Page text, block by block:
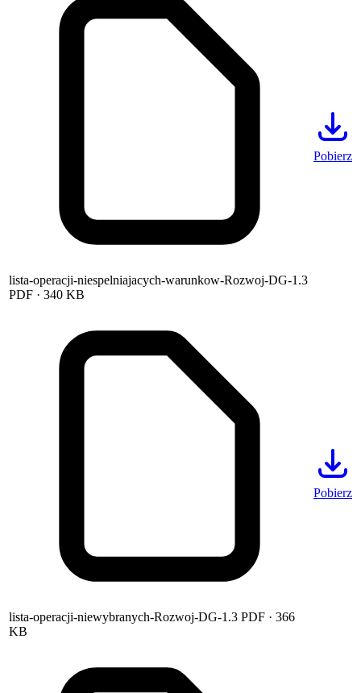
lista-operacji-niespelniajacych-warunkow-Rozwoj-DG-1.3
PDF · 340 KB
Pobierz
lista-operacji-niewybranych-Rozwoj-DG-1.3 PDF · 366
KB
Pobierz